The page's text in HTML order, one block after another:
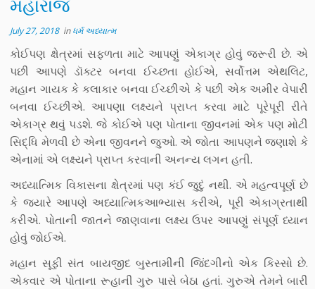
મહારાજ
July 27, 2018inધર્મ અધ્યાત્મ
કોઈપણ ક્ષેત્રમાં સફળતા માટે આપણું એકાગ્ર હોવું જરૂરી છે. એ
પછી આપણે ડૉક્ટર બનવા ઈચ્છતા હોઈએ, સર્વોત્તમ એથલિટ,
મહાન ગાયક કે કલાકાર બનવા ઈચ્છીએ કે પછી એક અમીર વેપારી
બનવા ઈચ્છીએ. આપણા લક્ષ્યને પ્રાપ્ત કરવા માટે પૂરેપૂરી રીતે
એકાગ્ર થવું પડશે. જે કોઈએ પણ પોતાના જીવનમાં એક પણ મોટી
સિદ્ધિ મેળવી છે એના જીવનને જુઓ. એ જોતા આપણને જણાશે કે
એનામાં એ લક્ષ્યને પ્રાપ્ત કરવાની અનન્ય લગન હતી.
અધ્યાત્મિક વિકાસના ક્ષેત્રમાં પણ કંઈ જુદું નથી. એ મહત્વપૂર્ણ છે
કે જ્યારે આપણે અધ્યાત્મિકઆભ્યાસ કરીએ, પૂરી એકાગ્રતાથી
કરીએ. પોતાની જાતને જાણવાના લક્ષ્ય ઉપર આપણું સંપૂર્ણ ધ્યાન
હોવું જોઈએ.
મહાન સૂફી સંત બાયજીદ બુસ્તામીની જિંદગીનો એક કિસ્સો છે.
એકવાર એ પોતાના રૂહાની ગુરુ પાસે બેઠા હતાં. ગુરુએ તેમને બારી